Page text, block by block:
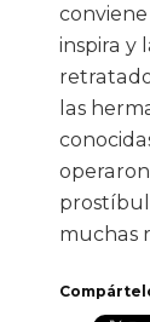
inspira y
las
muchas